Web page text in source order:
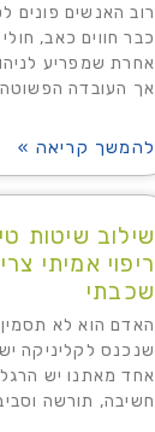
רוב האנשים פונים
כבר חווים כאב,
אחרת שמפריע
אך העובדה
להמשך קריאה »
שילוב שיטות
ריפוי אמיתי
שכבתי
האדם הוא לא
שנכנס לקליניקה
אחד מאתנו יש
חשיבה, תורשה